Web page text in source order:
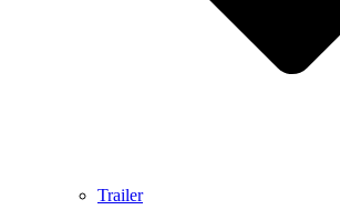
Trailer